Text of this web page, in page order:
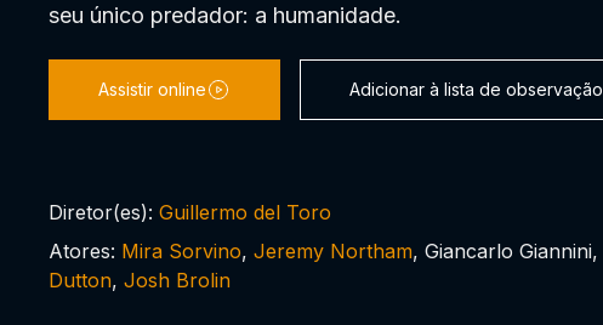
seu único predador: a humanidade.
Assistir online Adicionar à lista de observação
Diretor(es): Guillermo del Toro
Atores: Mira Sorvino, Jeremy Northam, Giancarlo Giannini,
Dutton, Josh Brolin